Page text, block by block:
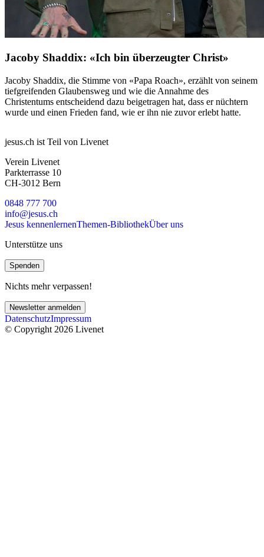
Jacoby Shaddix: «Ich bin überzeugter Christ»
Jacoby Shaddix, die Stimme von «Papa Roach», erzählt von seinem
tiefgreifenden Glaubensweg und wie die Annahme des
Christentums entscheidend dazu beigetragen hat, dass er nüchtern
wurde und einen Frieden fand, wie er ihn nie zuvor erlebt hatte.
jesus.ch ist Teil von Livenet
Verein Livenet
Parkterrasse 10
CH-3012 Bern
0848 777 700
info@jesus.ch
Jesus kennenlernenThemen-BibliothekÜber uns
Unterstütze uns
Spenden
Nichts mehr verpassen!
Newsletter anmelden
DatenschutzImpressum
© Copyright 2026 Livenet